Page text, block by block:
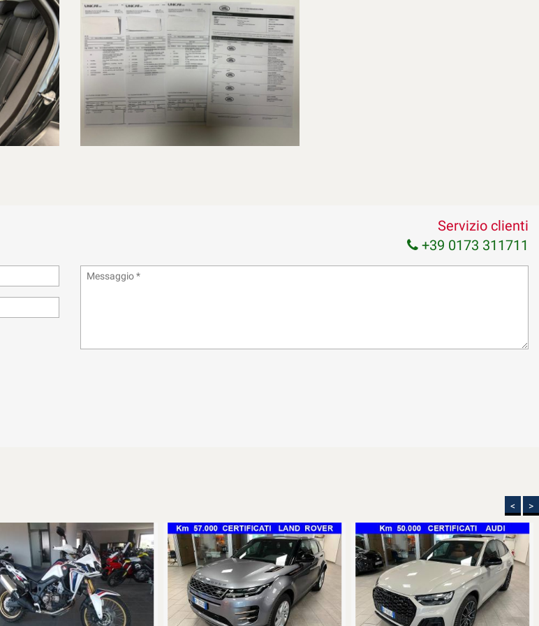
SPA DI ALESSANDRIA, IN VIA DELL' AUTOMOBILE N.17
potrebbe includere errori di trascrizione riguardo i dati indicati.
Servizio clienti
+39 0173 311711
< >